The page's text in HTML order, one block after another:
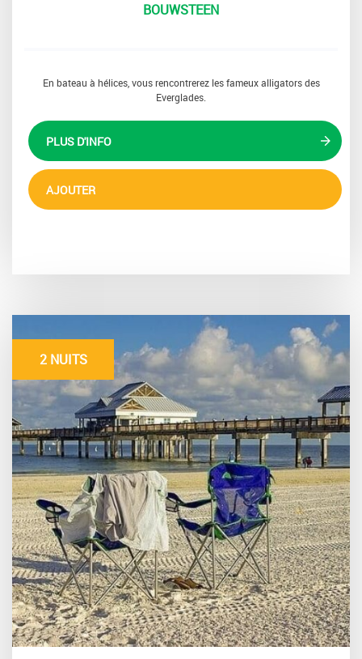
BOUWSTEEN
En bateau à hélices, vous rencontrerez les fameux alligators des
Everglades.
PLUS D'INFO
AJOUTER
2 NUITS